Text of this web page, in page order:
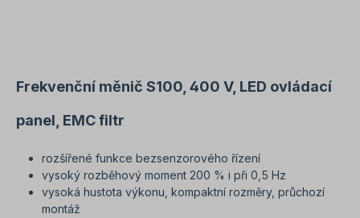
Frekvenční měnič S100, 400 V, LED ovládací
panel, EMC filtr
rozšířené funkce bezsenzorového řízení
vysoký rozběhový moment 200 % i při 0,5 Hz
vysoká hustota výkonu, kompaktní rozměry, průchozí
montáž